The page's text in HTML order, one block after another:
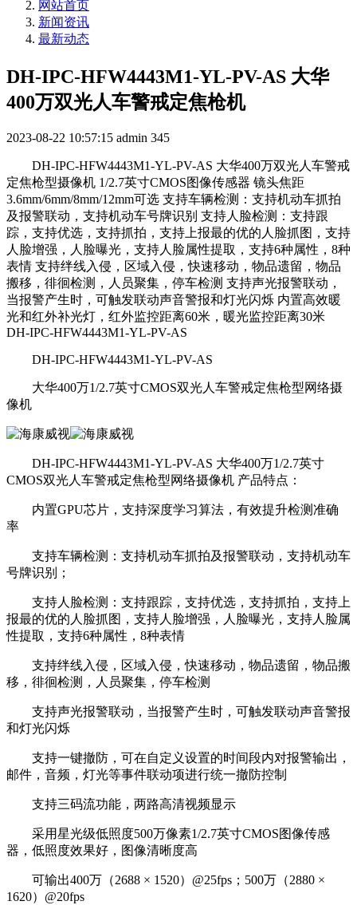
网站首页
新闻资讯
最新动态
DH-IPC-HFW4443M1-YL-PV-AS 大华
400万双光人车警戒定焦枪机
2023-08-22 10:57:15 admin 345
DH-IPC-HFW4443M1-YL-PV-AS 大华400万双光人车警戒
定焦枪型摄像机 1/2.7英寸CMOS图像传感器 镜头焦距
3.6mm/6mm/8mm/12mm可选 支持车辆检测：支持机动车抓拍
及报警联动，支持机动车号牌识别 支持人脸检测：支持跟
踪，支持优选，支持抓拍，支持上报最的优的人脸抓图，支持
人脸增强，人脸曝光，支持人脸属性提取，支持6种属性，8种
表情 支持绊线入侵，区域入侵，快速移动，物品遗留，物品
搬移，徘徊检测，人员聚集，停车检测 支持声光报警联动，
当报警产生时，可触发联动声音警报和灯光闪烁 内置高效暖
光和红外补光灯，红外监控距离60米，暖光监控距离30米
DH-IPC-HFW4443M1-YL-PV-AS
DH-IPC-HFW4443M1-YL-PV-AS
大华400万1/2.7英寸CMOS双光人车警戒定焦枪型网络摄
像机
DH-IPC-HFW4443M1-YL-PV-AS 大华400万1/2.7英寸
CMOS双光人车警戒定焦枪型网络摄像机 产品特点：
内置GPU芯片，支持深度学习算法，有效提升检测准确
率
支持车辆检测：支持机动车抓拍及报警联动，支持机动车
号牌识别；
支持人脸检测：支持跟踪，支持优选，支持抓拍，支持上
报最的优的人脸抓图，支持人脸增强，人脸曝光，支持人脸属
性提取，支持6种属性，8种表情
支持绊线入侵，区域入侵，快速移动，物品遗留，物品搬
移，徘徊检测，人员聚集，停车检测
支持声光报警联动，当报警产生时，可触发联动声音警报
和灯光闪烁
支持一键撤防，可在自定义设置的时间段内对报警输出，
邮件，音频，灯光等事件联动项进行统一撤防控制
支持三码流功能，两路高清视频显示
采用星光级低照度500万像素1/2.7英寸CMOS图像传感
器，低照度效果好，图像清晰度高
可输出400万（2688 × 1520）@25fps；500万（2880 ×
1620）@20fps